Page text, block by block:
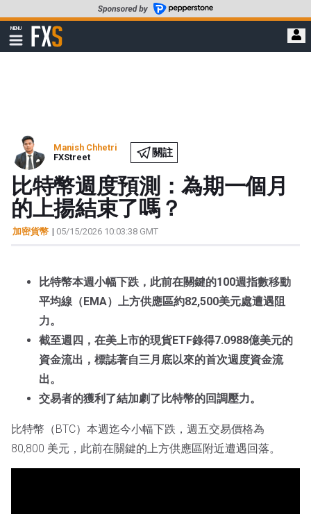
至
要
MENU
顯
示
FXStreet
Manish Chhetri
FXStreet
關註
比特幣週度預測：為期一個月
的上揚結束了嗎？
加密貨幣 | 05/15/2026 10:03:38 GMT
比特幣本週小幅下跌，此前在關鍵的100週指數移動
平均線（EMA）上方供應區約82,500美元處遭遇阻
力。
截至週四，在美上市的現貨ETF錄得7.0988億美元的
資金流出，標誌著自三月底以來的首次週度資金流
出。
交易者的獲利了結加劇了比特幣的回調壓力。
比特幣（BTC）本週迄今小幅下跌，週五交易價格為
80,800 美元，此前在關鍵的上方供應區附近遭遇回落。